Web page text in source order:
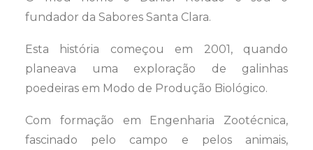
fundador da Sabores Santa Clara.
Esta história começou em 2001, quando
planeava uma exploração de galinhas
poedeiras em Modo de Produção Biológico.
Com formação em Engenharia Zootécnica,
fascinado pelo campo e pelos animais,